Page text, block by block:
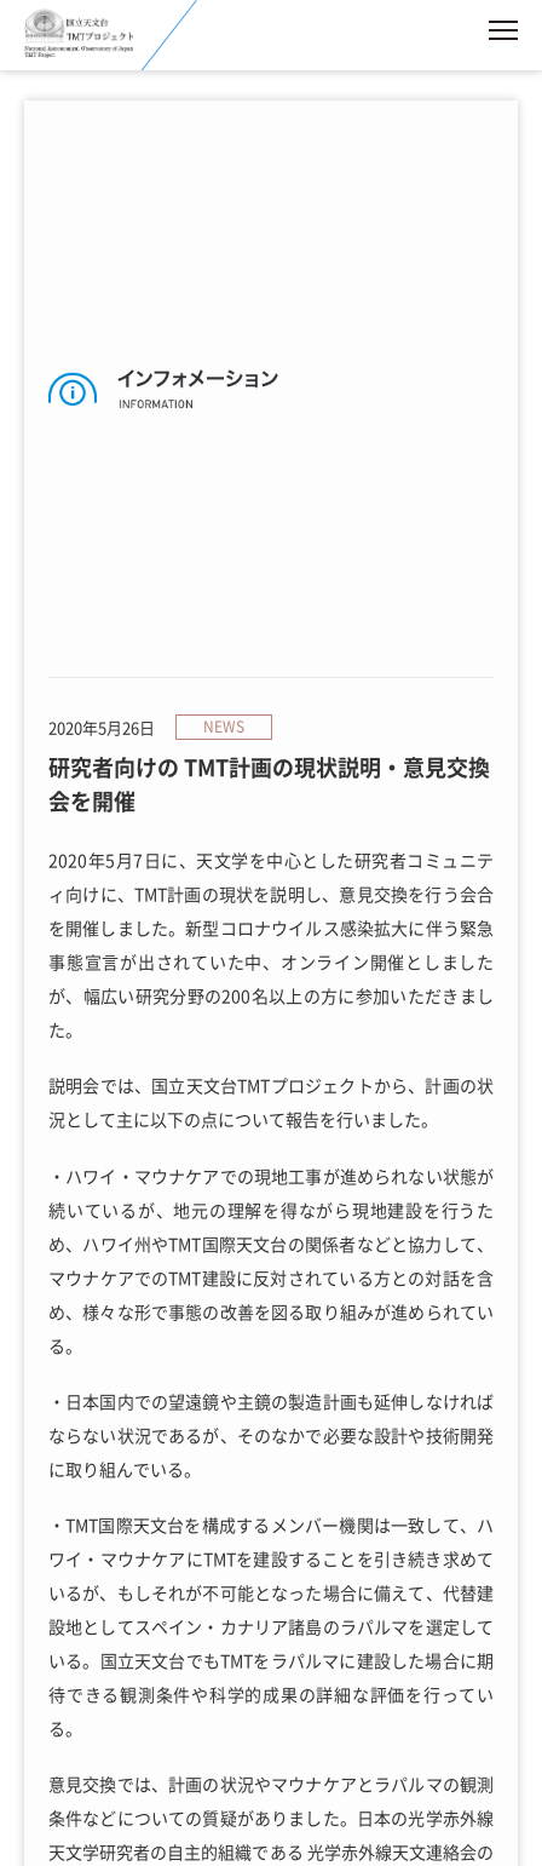
研究者向けの TMT計画の現状説明・意見交換
会を開催
2020年5月26日 NEWS
2020年5月7日に、天文学を中心とした研究者コミュニテ
ィ向けに、TMT計画の現状を説明し、意見交換を行う会合
を開催しました。新型コロナウイルス感染拡大に伴う緊急
事態宣言が出されていた中、オンライン開催としました
が、幅広い研究分野の200名以上の方に参加いただきまし
た。
説明会では、国立天文台TMTプロジェクトから、計画の状
況として主に以下の点について報告を行いました。
・ハワイ・マウナケアでの現地工事が進められない状態が
続いているが、地元の理解を得ながら現地建設を行うた
め、ハワイ州やTMT国際天文台の関係者などと協力して、
マウナケアでのTMT建設に反対されている方との対話を含
め、様々な形で事態の改善を図る取り組みが進められてい
る。
・日本国内での望遠鏡や主鏡の製造計画も延伸しなければ
ならない状況であるが、そのなかで必要な設計や技術開発
に取り組んでいる。
・TMT国際天文台を構成するメンバー機関は一致して、ハ
ワイ・マウナケアにTMTを建設することを引き続き求めて
いるが、もしそれが不可能となった場合に備えて、代替建
設地としてスペイン・カナリア諸島のラパルマを選定して
いる。国立天文台でもTMTをラパルマに建設した場合に期
待できる観測条件や科学的成果の詳細な評価を行ってい
る。
意見交換では、計画の状況やマウナケアとラパルマの観測
条件などについての質疑がありました。日本の光学赤外線
天文学研究者の自主的組織である 光学赤外線天文連絡会の